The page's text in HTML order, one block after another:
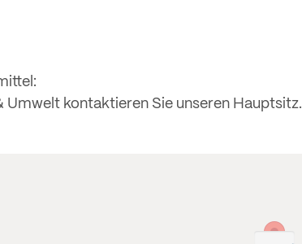
Umwelt kontaktieren Sie unseren Hauptsitz.